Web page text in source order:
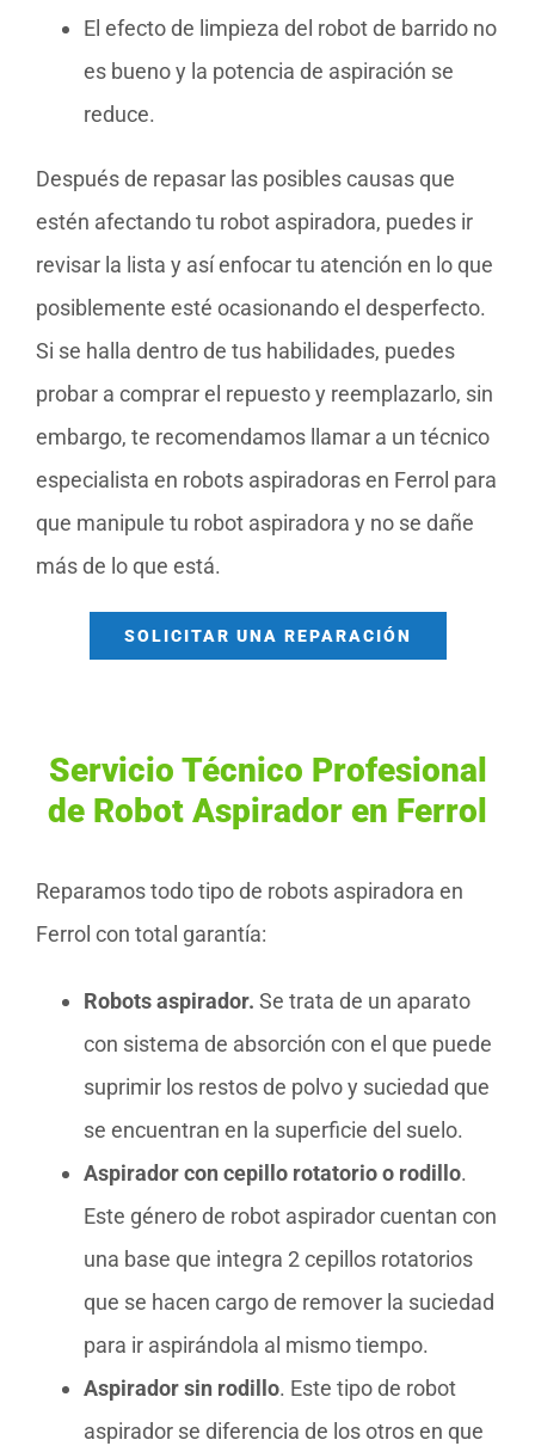
El efecto de limpieza del robot de barrido no
es bueno y la potencia de aspiración se
reduce.
Después de repasar las posibles causas que
estén afectando tu robot aspiradora, puedes ir
revisar la lista y así enfocar tu atención en lo que
posiblemente esté ocasionando el desperfecto.
Si se halla dentro de tus habilidades, puedes
probar a comprar el repuesto y reemplazarlo, sin
embargo, te recomendamos llamar a un técnico
especialista en robots aspiradoras en Ferrol para
que manipule tu robot aspiradora y no se dañe
más de lo que está.
SOLICITAR UNA REPARACIÓN
Servicio Técnico Profesional
de Robot Aspirador en Ferrol
Reparamos todo tipo de robots aspiradora en
Ferrol con total garantía:
Robots aspirador. Se trata de un aparato
con sistema de absorción con el que puede
suprimir los restos de polvo y suciedad que
se encuentran en la superficie del suelo.
Aspirador con cepillo rotatorio o rodillo.
Este género de robot aspirador cuentan con
una base que integra 2 cepillos rotatorios
que se hacen cargo de remover la suciedad
para ir aspirándola al mismo tiempo.
Aspirador sin rodillo. Este tipo de robot
aspirador se diferencia de los otros en que